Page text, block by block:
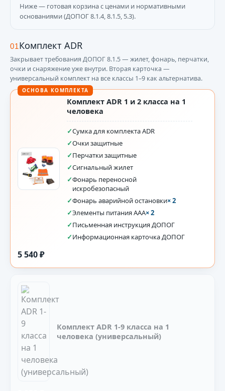
Ниже — готовая корзина с ценами и нормативными
основаниями (ДОПОГ 8.1.4, 8.1.5, 5.3).
01Комплект ADR
Закрывает требования ДОПОГ 8.1.5 — жилет, фонарь, перчатки,
очки и снаряжение уже внутри. Вторая карточка —
универсальный комплект на все классы 1–9 как альтернатива.
Комплект ADR 1 и 2 класса на 1
человека
✓Сумка для комплекта ADR
✓Очки защитные
✓Перчатки защитные
✓Сигнальный жилет
✓Фонарь переносной
искробезопасный
✓Фонарь аварийной остановки× 2
✓Элементы питания AAA× 2
✓Письменная инструкция ДОПОГ
✓Информационная карточка ДОПОГ
5 540 ₽
Комплект ADR 1-9 класса на 1
человека (универсальный)